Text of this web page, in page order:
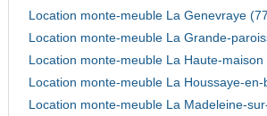
Location monte-meuble La Genevraye
Location monte-meuble La Grande-
Location monte-meuble La Haute-maison
Location monte-meuble La Houssaye-
Location monte-meuble La Madeleine-